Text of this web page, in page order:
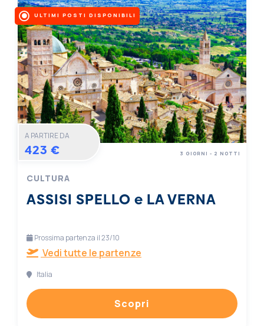
ULTIMI POSTI DISPONIBILI
A PARTIRE DA
423 €
CULTURA
ASSISI SPELLO e LA VERNA
3 GIORNI - 2 NOTTI
Prossima partenza il 23/10
Vedi tutte le partenze
Italia
Scopri